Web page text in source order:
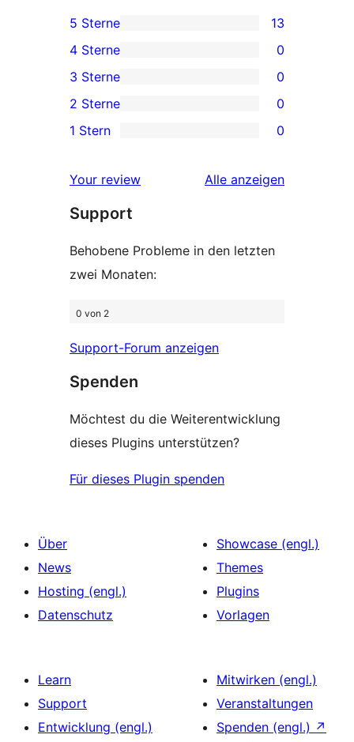
13 5-
Sterne-
Rezensionen
5 Sterne 13
0 4-
Sterne-
Rezensionen
4 Sterne 0
0 3-
Sterne-
Rezensionen
3 Sterne 0
0 2-
Sterne-
2 Sterne 0
0 1-
Rezensionen
1 Stern 0
Your review Alle Rezensionen
anzeigen
Support
Behobene Probleme in den letzten
zwei Monaten:
0 von 2
Support-Forum anzeigen
Spenden
Möchtest du die Weiterentwicklung
dieses Plugins unterstützen?
Für dieses Plugin spenden
Über
News
Hosting (engl.)
Datenschutz
Showcase (engl.)
Themes
Plugins
Vorlagen
Learn
Support
Entwicklung (engl.)
Mitwirken (engl.)
Veranstaltungen
Spenden (engl.) ↗